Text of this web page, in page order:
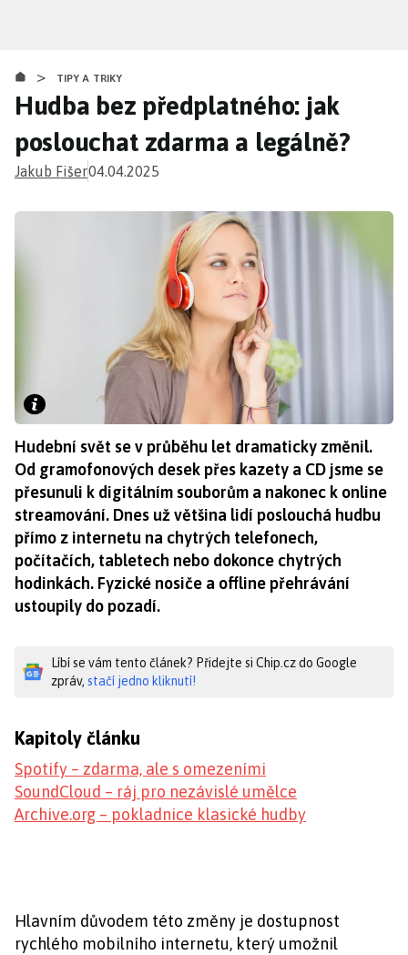
obsahu
> TIPY A TRIKY
Hudba bez předplatného: jak
poslouchat zdarma a legálně?
Jakub Fišer04.04.2025
Hudební svět se v průběhu let dramaticky změnil.
Od gramofonových desek přes kazety a CD jsme se
přesunuli k digitálním souborům a nakonec k online
streamování. Dnes už většina lidí poslouchá hudbu
přímo z internetu na chytrých telefonech,
počítačích, tabletech nebo dokonce chytrých
hodinkách. Fyzické nosiče a offline přehrávání
ustoupily do pozadí.
Líbí se vám tento článek? Přidejte si Chip.cz do Google
zpráv, stačí jedno kliknutí!
Kapitoly článku
Spotify – zdarma, ale s omezeními
SoundCloud – ráj pro nezávislé umělce
Archive.org – pokladnice klasické hudby
Hlavním důvodem této změny je dostupnost
rychlého mobilního internetu, který umožnil